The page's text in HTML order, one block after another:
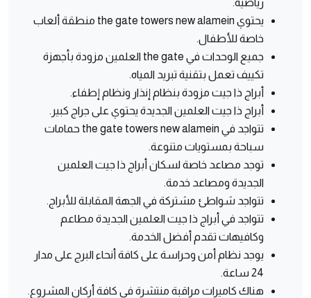
رياضية.
يحتوي the gate towers new alamein منطقة ألعاب
خاصة للأطفال.
جميع الوحدات في the gate العلمين مزودة بأجهزة
تكييف تعمل بتقنية تبريد المياه.
أبراج ذا جيت مزودة بنظام إنذار ونظام إطفاء.
أبراج ذا جيت العلمين الجديدة يحتوي على جراج كبير.
تتواجد في the gate towers new alamein حمامات
سباحة بمستويات متنوعة.
توجد مصاعد خاصة لسكان أبراج ذا جيت العلمين
الجديدة ومصاعد خدمة.
تتواجد شواطئ مشتركة في الجهة المقابلة للأبراج.
تتواجد في أبراج ذا جيت العلمين الجديدة مطاعم
وكافيهات تقدم أفضل الخدمة.
يوجد نظام أمن وحراسة على كافة أنحاء البرج على مدار
24 ساعة.
هناك كاميرات مراقبة منتشرة في كافة أركان المشروع.